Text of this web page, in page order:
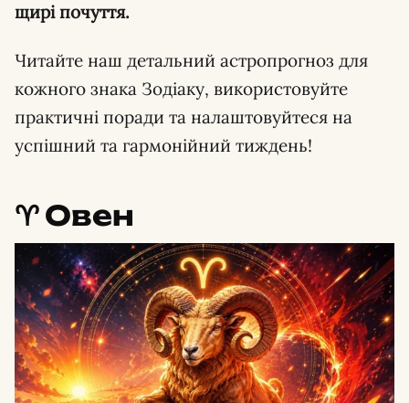
щирі почуття.
Читайте наш детальний астропрогноз для
кожного знака Зодіаку, використовуйте
практичні поради та налаштовуйтеся на
успішний та гармонійний тиждень!
♈️ Овен